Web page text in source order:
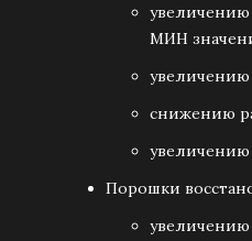
увеличению
МИН
увеличению
снижению
увеличению
Порошки
увеличению